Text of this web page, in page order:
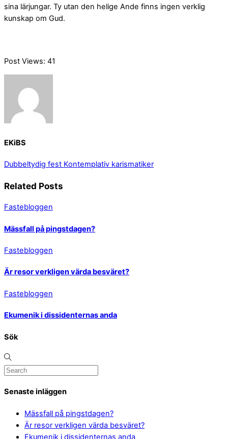
sina lärjungar. Ty utan den helige Ande finns ingen verklig
kunskap om Gud.
Post Views: 41
EKiBS
Dubbeltydig fest Kontemplativ karismatiker
Related Posts
Fastebloggen
Mässfall på pingstdagen?
Fastebloggen
Är resor verkligen värda besväret?
Fastebloggen
Ekumenik i dissidenternas anda
Sök
Senaste inläggen
Mässfall på pingstdagen?
Är resor verkligen värda besväret?
Ekumenik i dissidenternas anda